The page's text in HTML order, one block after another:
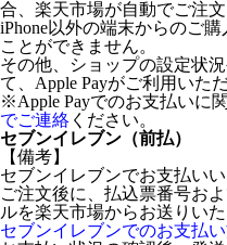
合、楽天市場が自動でご注
iPhone以外の端末からのご
ことができません。
その他、ショップの設定状
て、Apple Payがご利用いた
※Apple Payでのお支払いに
でご連絡 ください。
セブンイレブン（前払）
【備考】
セブンイレブンでお支払いい
ご注文後に、払込票番号お
ルを楽天市場からお送りいた
セブンイレブンでのお支払